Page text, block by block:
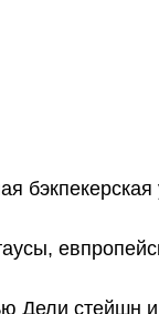
Дели стейшн